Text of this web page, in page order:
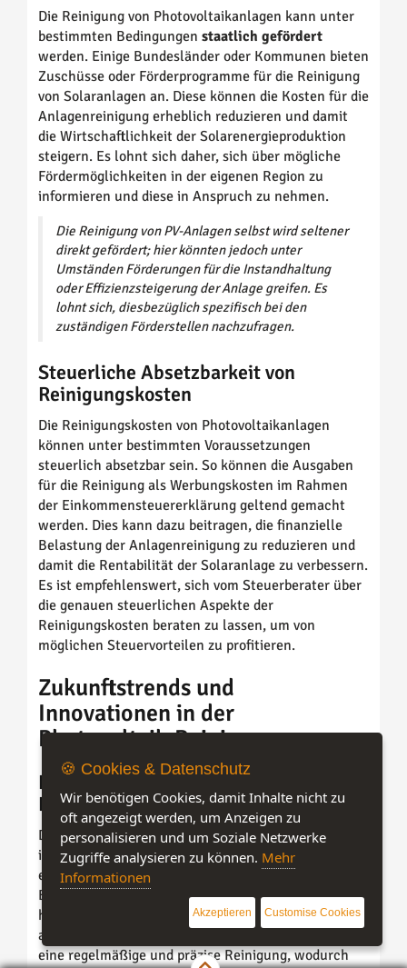
Die Reinigung von Photovoltaikanlagen kann unter
bestimmten Bedingungen staatlich gefördert
werden. Einige Bundesländer oder Kommunen bieten
Zuschüsse oder Förderprogramme für die Reinigung
von Solaranlagen an. Diese können die Kosten für die
Anlagenreinigung erheblich reduzieren und damit
die Wirtschaftlichkeit der Solarenergieproduktion
steigern. Es lohnt sich daher, sich über mögliche
Fördermöglichkeiten in der eigenen Region zu
informieren und diese in Anspruch zu nehmen.
Die Reinigung von PV-Anlagen selbst wird seltener
direkt gefördert; hier könnten jedoch unter
Umständen Förderungen für die Instandhaltung
oder Effizienzsteigerung der Anlage greifen. Es
lohnt sich, diesbezüglich spezifisch bei den
zuständigen Förderstellen nachzufragen.
Steuerliche Absetzbarkeit von
Reinigungskosten
Die Reinigungskosten von Photovoltaikanlagen
können unter bestimmten Voraussetzungen
steuerlich absetzbar sein. So können die Ausgaben
für die Reinigung als Werbungskosten im Rahmen
der Einkommensteuererklärung geltend gemacht
werden. Dies kann dazu beitragen, die finanzielle
Belastung der Anlagenreinigung zu reduzieren und
damit die Rentabilität der Solaranlage zu verbessern.
Es ist empfehlenswert, sich vom Steuerberater über
die genauen steuerlichen Aspekte der
Reinigungskosten beraten zu lassen, um von
möglichen Steuervorteilen zu profitieren.
Zukunftstrends und
Innovationen in der
Photovoltaik-Reinigung
Neue Technologien und ihre
Potenziale
Die Zukunft der Photovoltaik-Reinigung liegt in
innovativen Technologien, die den Reinigungsprozess
effizienter und nachhaltiger gestalten.
Beispielsweise werden Reinigungsroboter immer
häufiger eingesetzt, um große PV-Kraftwerke
automatisch zu säubern. Diese Roboter ermöglichen
eine regelmäßige und präzise Reinigung, wodurch
🍪 Cookies & Datenschutz
Wir benötigen Cookies, damit Inhalte nicht zu
oft angezeigt werden, um Anzeigen zu
personalisieren und um Soziale Netzwerke
Zugriffe analysieren zu können. Mehr
Informationen
Akzeptieren Customise Cookies